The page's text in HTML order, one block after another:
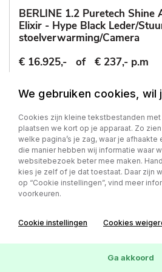
BERLINE 1.2 Puretech Shine
Elixir - Hype Black Leder/
stoelverwarming/Camera
€ 16.925,-
of € 237,- p.m
77.218 km-2022
Automaat - Benzine
We gebruiken cookies, wil
Cookies zijn kleine tekstbestanden met
plaatsen we kort op je apparaat. Zo
welke pagina’s je zag, waar je afhaakte
die manier hebben wij informatie waar
websitebezoek beter mee maken.
kies je zelf of je dat toestaat. Daar zijn
op “Cookie instellingen”, vind meer
voorkeuren.
Cookie instellingen Cookies
Ga akkoord